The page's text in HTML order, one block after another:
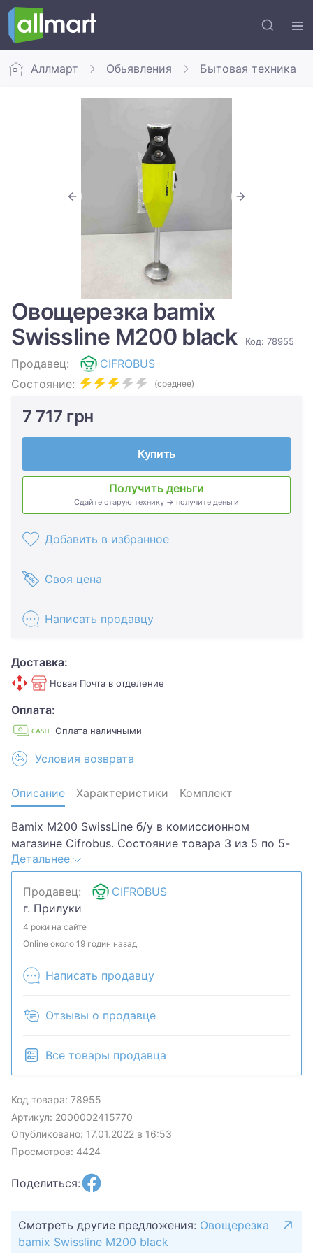
Аллмарт Обьявления Бытовая техника
Овощерезка bamix
Swissline M200 black
Код: 78955
Продавец:
CIFROBUS
Состояние:
(среднее)
7 717 грн
Купить
Получить деньги
Сдайте старую технику → получите деньги
Добавить в избранное
Своя цена
Написать продавцу
Доставка:
Новая Почта в отделение
Оплата:
Оплата наличными
Условия возврата
Описание Характеристики Комплект
Bamix M200 SwissLine б/у в комиссионном
магазине Cifrobus. Состояние товара 3 из 5 по 5-
ти бальной системе. Примечание: потертости,
царапины. Комплектация товара: 3 насадки.Хотите
скидку? Давайте обсудим. Предложите свою цену
и мы посмотрим, что сможем сделать.Уточняйте
наличие и комплектацию у менеджера. Товар
может быть продан в розничном магазине.
Детальнее
Продавец:
CIFROBUS
г. Прилуки
4 роки на сайте
Online около 19 годин назад
Написать продавцу
Отзывы о продавце
Все товары продавца
Код товара: 78955
Артикул: 2000002415770
Опубликовано: 17.01.2022 в 16:53
Просмотров: 4424
Поделиться:
Смотреть другие предложения: Овощерезка
bamix Swissline M200 black